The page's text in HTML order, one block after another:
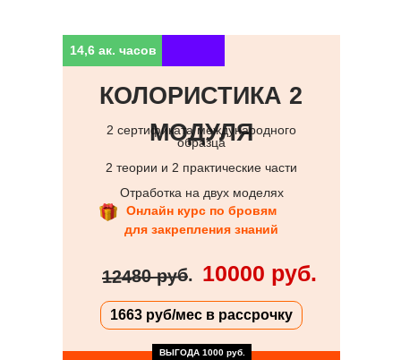
КОЛОРИСТИКА 2
МОДУЛЯ
2 сертификата международного
образца
2 теории и 2 практические части
Отработка на двух моделях
Онлайн курс по бровям
для закрепления знаний
14,6 ак. часов
ВЫГОДА 1000 руб.
12480 руб. 10000 руб.
1663 руб/мес в рассрочку